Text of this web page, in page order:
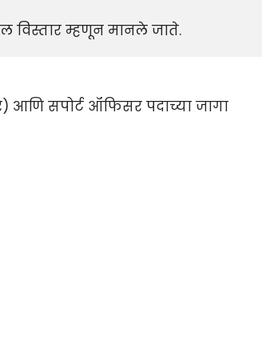
विस्तार म्हणून मानले जाते.
सपोर्ट ऑफिसर पदाच्या जागा